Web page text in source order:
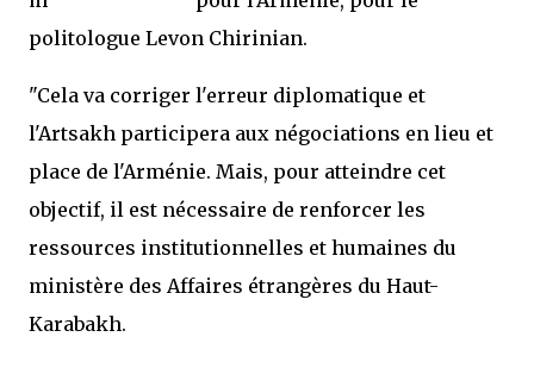
politologue Levon Chirinian.
"Cela va corriger l'erreur diplomatique et
l'Artsakh participera aux négociations en lieu et
place de l'Arménie. Mais, pour atteindre cet
objectif, il est nécessaire de renforcer les
ressources institutionnelles et humaines du
ministère des Affaires étrangères du Haut-
Karabakh.